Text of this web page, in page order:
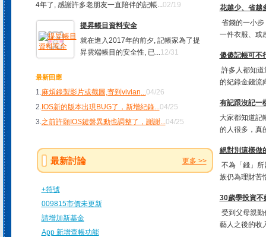
4年了, 感謝許多老朋友一直陪伴的記帳...02/19
提昇帳目資料安全
就在進入2017年的前夕, 記帳家為了提
昇雲端帳目的安全性, 已...12/31
最新回應
1.麻煩錄製影片或截圖,寄到vivian...04/26
2.IOS新的版本出現BUG了，新增紀錄...04/25
3.之前許願IOS鍵盤異動也調整了，謝謝...04/25
最新討論 更多 >>
+符號
009815市價未更新
請增加新基金
App 新增查帳功能
花越少、省越
省錢的一小
一件衣服、或
傻傻記帳可不
許多人都知
的紀錄金錢流
有記跟沒記一
大家都知道記
的人很多，真
絕對別這樣做
不為「錢」
族仍為理財苦
30歲學投資不
受到父母親
藝人之後的收